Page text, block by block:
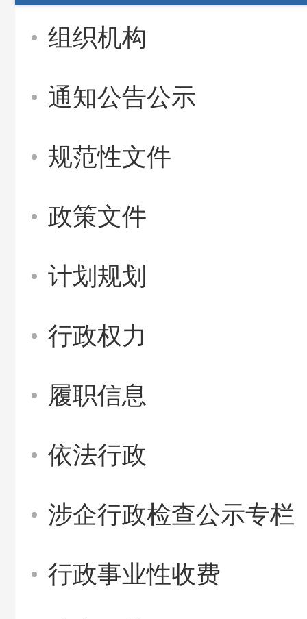
组织机构
通知公告公示
规范性文件
政策文件
计划规划
行政权力
履职信息
依法行政
涉企行政检查公示专栏
行政事业性收费